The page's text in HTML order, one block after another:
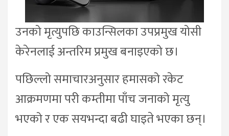
उनको मृत्युपछि काउन्सिलका उपप्रमुख योसी
केरेनलाई अन्तरिम प्रमुख बनाइएको छ।
पछिल्लो समाचारअनुसार हमासको रकेट
आक्रमणमा परी कम्तीमा पाँच जनाको मृत्यु
भएको र एक सयभन्दा बढी घाइते भएका छन्।